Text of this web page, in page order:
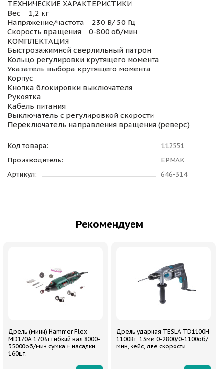
ТЕХНИЧЕСКИЕ ХАРАКТЕРИСТИКИ
Вес 1,2 кг
Напряжение/частота 230 В/ 50 Гц
Скорость вращения 0-800 об/мин
КОМПЛЕКТАЦИЯ
Быстрозажимной сверлильный патрон
Кольцо регулировки крутящего момента
Указатель выбора крутящего момента
Корпус
Кнопка блокировки выключателя
Рукоятка
Кабель питания
Выключатель с регулировкой скорости
Переключатель направления вращения (реверс)
Код товара:
112551
Производитель:
ЕРМАК
Артикул:
646-314
Рекомендуем
Дрель (мини) Hammer Flex
MD170A 170Вт гибкий вал 8000-
35000об/мин сумка + насадки
160шт.
Дрель ударная TESLA TD1100H
1100Вт, 13мм 0-2800/0-1100об/
мин, кейс, две скорости